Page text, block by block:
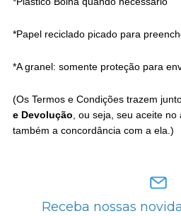
*Papel reciclado picado para
*A granel: somente proteção para
(Os Termos e Condições trazem
e Devolução , ou seja, seu aceite
também a concordância com a ela.)
Receba nossas